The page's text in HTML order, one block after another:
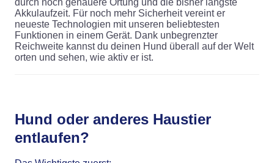
durch noch genauere Ortung und die bisher längste
Akkulaufzeit. Für noch mehr Sicherheit vereint er
neueste Technologien mit unseren beliebtesten
Funktionen in einem Gerät. Dank unbegrenzter
Reichweite kannst du deinen Hund überall auf der Welt
orten und sehen, wie aktiv er ist.
Hund oder anderes Haustier
entlaufen?